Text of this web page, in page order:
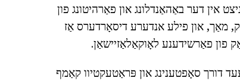
אין דער באַהאַנדלונג און פאַרהיטונג פון
מאַך, און פילע אנדערע דיסאָרדערס אַז
פאַרשידענע לאָוקאַלאַזיישאַן.
דורך סאָפטענינג און פּראַטעקטיוו קאַמף